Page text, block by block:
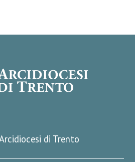
di Trento